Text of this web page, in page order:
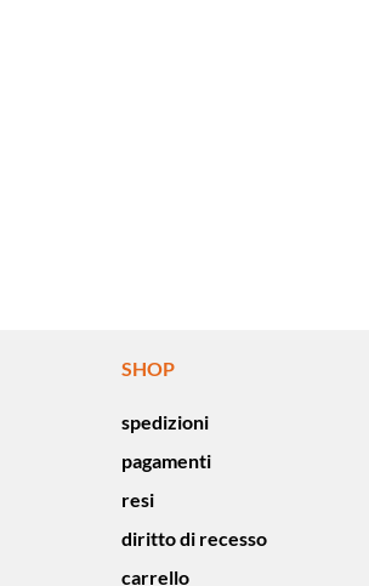
SHOP
spedizioni
pagamenti
resi
diritto di recesso
carrello